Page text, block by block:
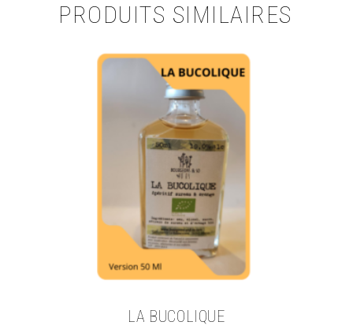
PRODUITS SIMILAIRES
LA BUCOLIQUE